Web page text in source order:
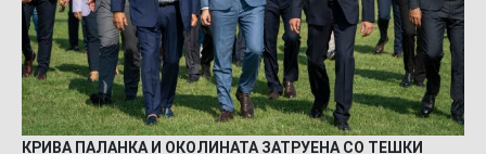
КРИВА ПАЛАНКА И ОКОЛИНАТА ЗАТРУЕНА СО ТЕШКИ